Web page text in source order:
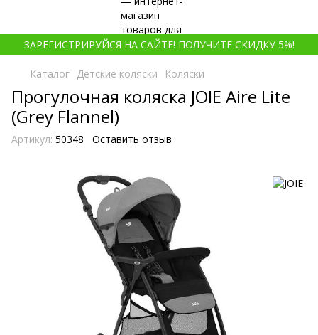
ЗАРЕГИСТРИРУЙСЯ НА САЙТЕ! ПОЛУЧИТЕ СКИДКУ 5%!
Каталог Детские коляски Коляски
Прогулочная коляска JOIE Aire Lite
(Grey Flannel)
Артикул: 50348 Оставить отзыв